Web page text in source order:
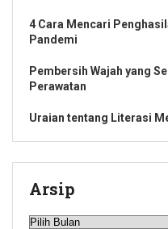
4 Cara Mencari
Pandemi
Pembersih Wajah yang
Perawatan
Uraian tentang Literasi
Arsip
Arsip